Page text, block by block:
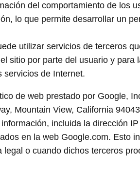
del comportamiento de los
lo que permite desarrollar un
utilizar servicios de terceros
sitio por parte del usuario y para
servicios de Internet.
de web prestado por Google,
Mountain View, California
incluida la dirección
en la web Google.com. Esto
o cuando dichos terceros